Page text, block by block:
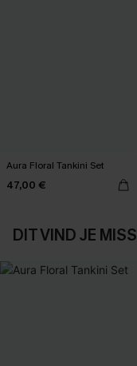
Aura Floral Tankini Set
47,00 €
DIT VIND JE